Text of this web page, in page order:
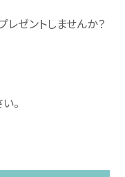
レゼントしませんか？
。